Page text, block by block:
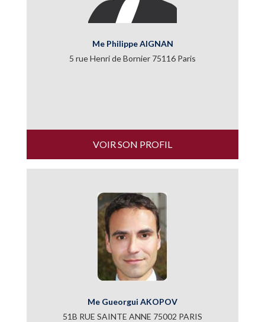
Me Philippe AIGNAN
5 rue Henri de Bornier 75116 Paris
VOIR SON PROFIL
Me Gueorgui AKOPOV
51B RUE SAINTE ANNE 75002 PARIS